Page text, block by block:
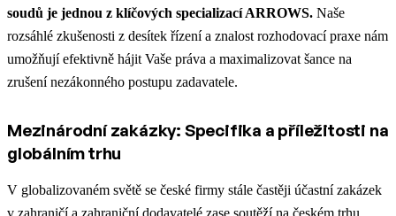
soudů je jednou z klíčových specializací ARROWS. Naše
rozsáhlé zkušenosti z desítek řízení a znalost rozhodovací praxe nám
umožňují efektivně hájit Vaše práva a maximalizovat šance na
zrušení nezákonného postupu zadavatele.
Mezinárodní zakázky: Specifika a příležitosti na
globálním trhu
V globalizovaném světě se české firmy stále častěji účastní zakázek
v zahraničí a zahraniční dodavatelé zase soutěží na českém trhu.